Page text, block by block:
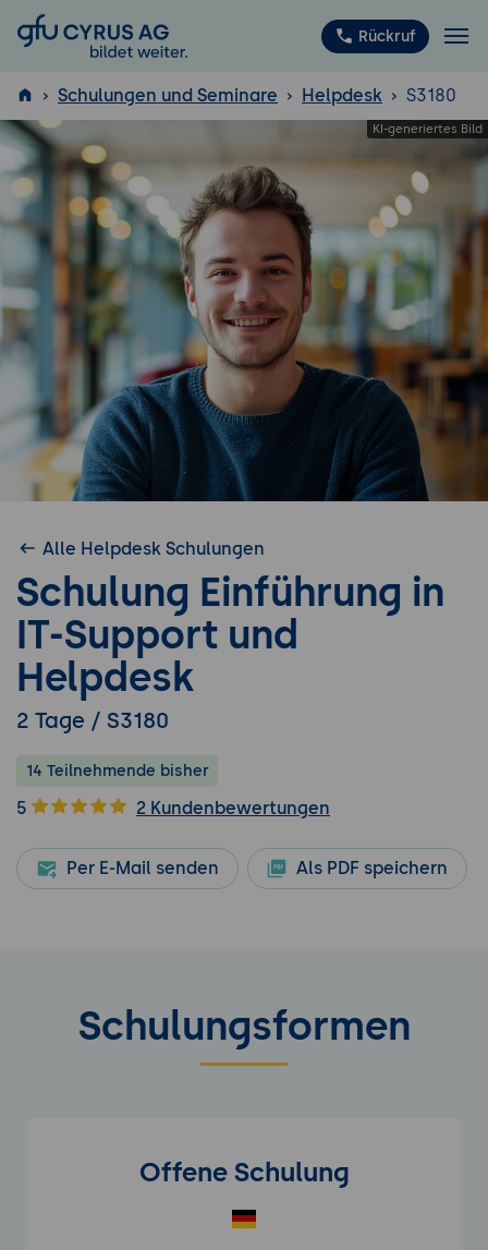
GFU Cyrus AG Rückruf
ISTQB
Schulungen und Seminare Helpdesk S3180
Alle Helpdesk Schulungen
Schulung Einführung in
IT-Support und
Helpdesk
2 Tage / S3180
14 Teilnehmende bisher
5 2 Kundenbewertungen
Per E-Mail senden Als PDF speichern
Schulungsformen
Offene Schulung